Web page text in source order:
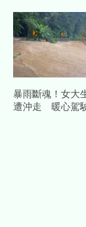
暴雨斷魂！女大
遭沖走 暖心駕